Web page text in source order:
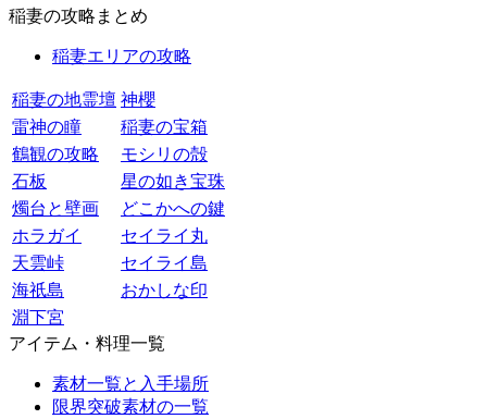
稲妻の攻略まとめ
稲妻エリアの攻略
稲妻の地霊壇 神櫻
雷神の瞳
稲妻の宝箱
鶴観の攻略
モシリの殻
石板
星の如き宝珠
燭台と壁画
どこかへの鍵
ホラガイ
セイライ丸
天雲峠
セイライ島
海祇島
おかしな印
淵下宮
アイテム・料理一覧
素材一覧と入手場所
限界突破素材の一覧